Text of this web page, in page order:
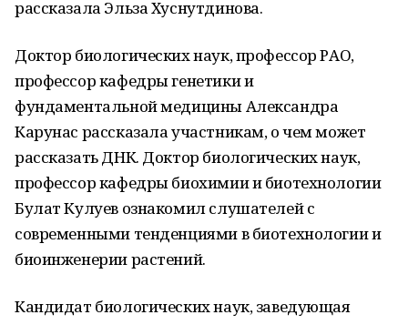
рассказала Эльза Хуснутдинова.
Доктор биологических наук, профессор РАО,
профессор кафедры генетики и
фундаментальной медицины Александра
Карунас рассказала участникам, о чем может
рассказать ДНК. Доктор биологических наук,
профессор кафедры биохимии и биотехнологии
Булат Кулуев ознакомил слушателей с
современными тенденциями в биотехнологии и
биоинженерии растений.
Кандидат биологических наук, заведующая